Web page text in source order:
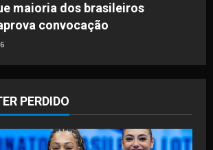
maioria dos brasileiros
convocação
PERDIDO